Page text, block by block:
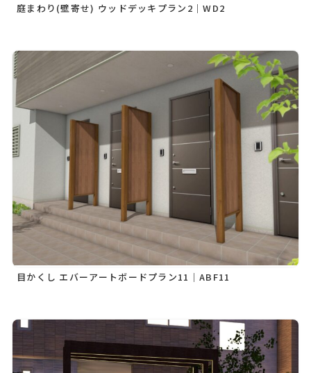
庭まわり(壁寄せ) ウッドデッキプラン2｜WD2
目かくし エバーアートボードプラン11｜ABF11